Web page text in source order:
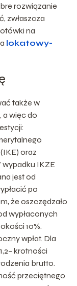
rozwiązanie
zwłaszcza
na
lokatowy-
także w
a więc do
oraz
wypadku IKZE
jest od
po
że oszczędzało
wypłaconych
10%.
wpłat. Dla
krotności
brutto.
przeciętnego